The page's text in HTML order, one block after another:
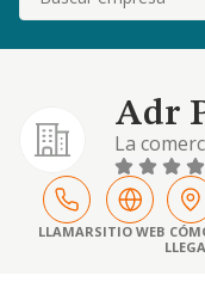
Adr
La
software
sonido,
LLAMARSITIO WEB